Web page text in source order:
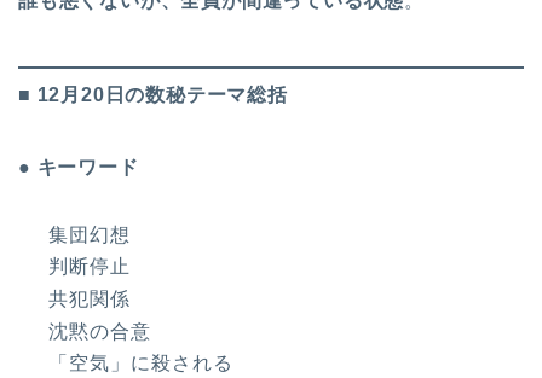
■ 12月20日の数秘テーマ総括
● キーワード
集団幻想
判断停止
共犯関係
沈黙の合意
「空気」に殺される